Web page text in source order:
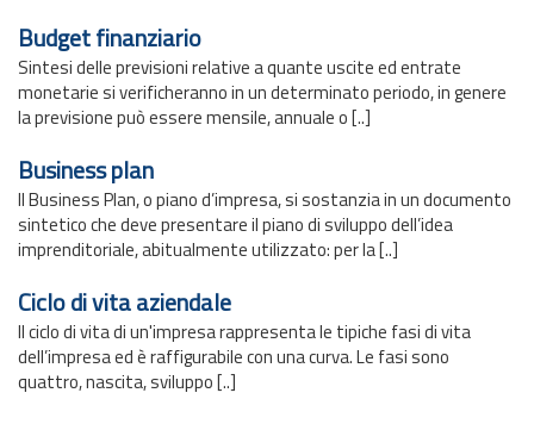
Budget finanziario
Sintesi delle previsioni relative a quante uscite ed entrate
monetarie si verificheranno in un determinato periodo, in genere
la previsione può essere mensile, annuale o [..]
Business plan
Il Business Plan, o piano d’impresa, si sostanzia in un documento
sintetico che deve presentare il piano di sviluppo dell’idea
imprenditoriale, abitualmente utilizzato: per la [..]
Ciclo di vita aziendale
Il ciclo di vita di un'impresa rappresenta le tipiche fasi di vita
dell’impresa ed è raffigurabile con una curva. Le fasi sono
quattro, nascita, sviluppo [..]